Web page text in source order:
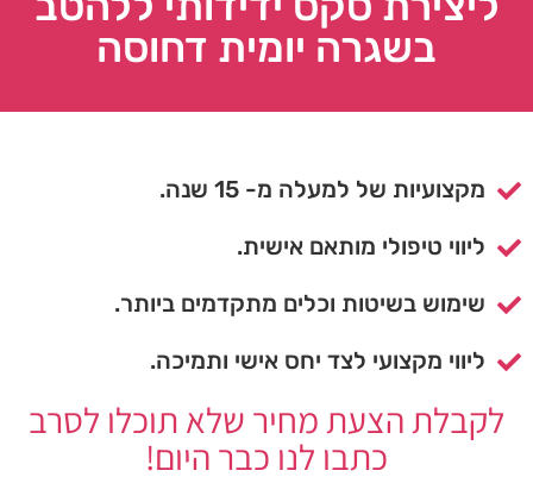
בשגרה יומית דחוסה
מקצועיות של למעלה מ- 15 שנה.
ליווי טיפולי מותאם אישית.
שימוש בשיטות וכלים מתקדמים ביותר.
ליווי מקצועי לצד יחס אישי ותמיכה.
לקבלת הצעת מחיר שלא תוכלו לסרב
כתבו לנו כבר היום!